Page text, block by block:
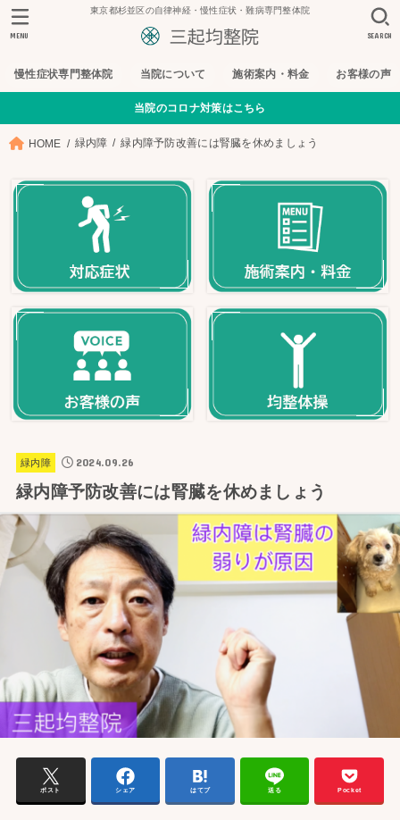
東京都杉並区の自律神経・慢性症状・難病専門整体院
慢性症状専門整体院 当院について 施術案内・料金 お客様の声
SEARCH
MENU
当院のコロナ対策はこちら
HOME 緑内障 緑内障予防改善には腎臓を休めましょう
緑内障 2024.09.26
緑内障予防改善には腎臓を休めましょう
ポスト シェア はてブ 送る Pocket